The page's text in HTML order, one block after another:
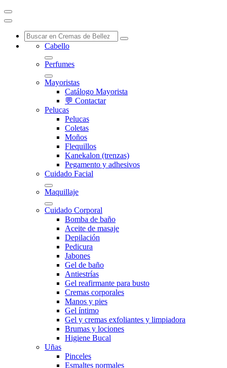
Cabello
Perfumes
Mayoristas
Catálogo Mayorista
💬 Contactar
Pelucas
Pelucas
Coletas
Moños
Flequillos
Kanekalon (trenzas)
Pegamento y adhesivos
Cuidado Facial
Maquillaje
Cuidado Corporal
Bomba de baño
Aceite de masaje
Depilación
Pedicura
Jabones
Gel de baño
Antiestrías
Gel reafirmante para busto
Cremas corporales
Manos y pies
Gel íntimo
Gel y cremas exfoliantes y limpiadora
Brumas y lociones
Higiene Bucal
Uñas
Pinceles
Esmaltes normales